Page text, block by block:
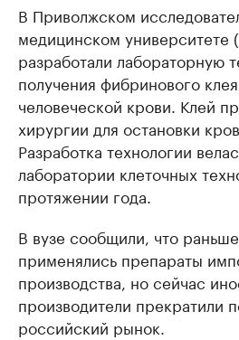
В Приволжском
медицинском
разработали лабораторную
получения фибринового
человеческой крови. Клей
хирургии для остановки
Разработка технологии
лаборатории клеточных
протяжении года.
В вузе сообщили, что
применялись препараты
производства, но сейчас
производители прекратили
российский рынок.